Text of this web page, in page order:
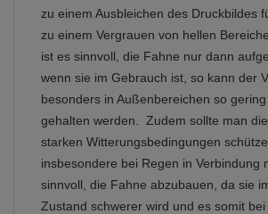
zu einem Ausbleichen des Druckbildes
zu einem Vergrauen von hellen
ist es sinnvoll, die Fahne nur dann
wenn sie im Gebrauch ist, so kann der
besonders in Außenbereichen so
gehalten werden. Zudem sollte man
starken Witterungsbedingungen
insbesondere bei Regen in Verbindung
sinnvoll, die Fahne abzubauen, da sie
Zustand schwerer wird und es somit